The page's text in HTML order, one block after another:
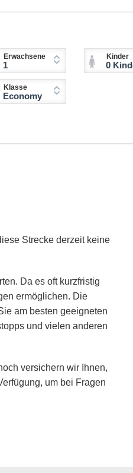
Erwachsene
1
Kinder
0 Kinder (2-11
Klasse
Economy
Strecke derzeit keine
Da es oft kurzfristig
ermöglichen. Die
am besten geeigneten
und vielen anderen
versichern wir Ihnen,
um bei Fragen